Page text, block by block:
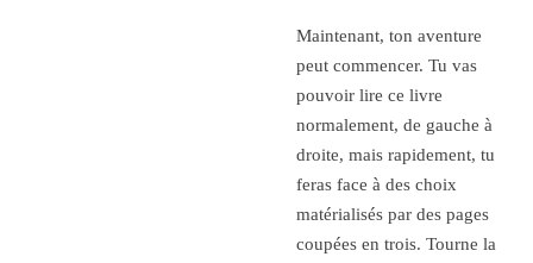
Maintenant, ton aventure
peut commencer. Tu vas
pouvoir lire ce livre
normalement, de gauche à
droite, mais rapidement, tu
feras face à des choix
matérialisés par des pages
coupées en trois. Tourne la